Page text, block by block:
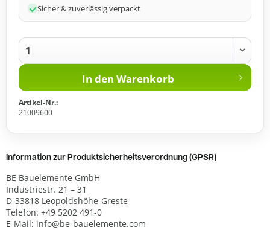
Sicher & zuverlässig verpackt
In den Warenkorb
Artikel-Nr.:
21009600
Information zur Produktsicherheitsverordnung (GPSR)
BE Bauelemente GmbH
Industriestr. 21 – 31
D-33818 Leopoldshöhe-Greste
Telefon: +49 5202 491-0
E-Mail: info@be-bauelemente.com